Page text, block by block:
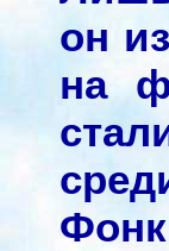
он
на